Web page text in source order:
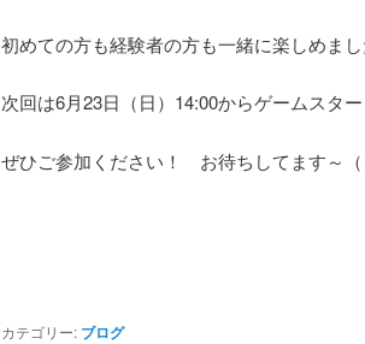
初めての方も経験者の方も一緒に楽しめまし
次回は6月23日（日）14:00からゲームスター
ぜひご参加ください！ お待ちしてます～
カテゴリー: ブログ